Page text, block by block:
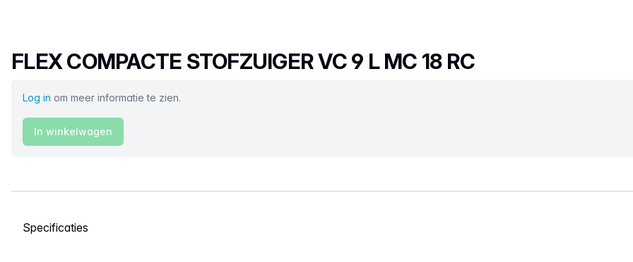
Productnaam
FLEX COMPACTE STOFZUIGER VC 9 L MC 18 RC
Log in om meer informatie te zien.
In winkelwagen
Selecteer een tabblad